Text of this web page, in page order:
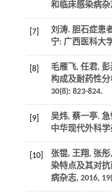
和临床感染病杂
[7] 刘涛. 胆石症患
宁: 广西医科大
[8] 毛雁飞, 任君, 彭
构成及耐药性分
30(8): 823-824.
[9]
吴炜, 蔡一亭.
中华现代外科学
[10] 张锟, 王翔, 张彤,
染特点及其对
病杂志, 2016, 19